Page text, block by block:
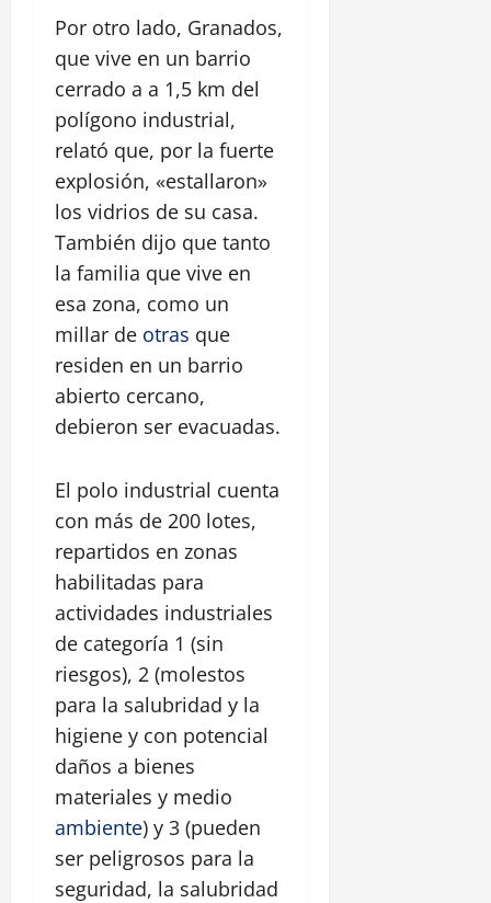
Por otro lado, Granados,
que vive en un barrio
cerrado a a 1,5 km del
polígono industrial,
relató que, por la fuerte
explosión, «estallaron»
los vidrios de su casa.
También dijo que tanto
la familia que vive en
esa zona, como un
millar de otras que
residen en un barrio
abierto cercano,
debieron ser evacuadas.
El polo industrial cuenta
con más de 200 lotes,
repartidos en zonas
habilitadas para
actividades industriales
de categoría 1 (sin
riesgos), 2 (molestos
para la salubridad y la
higiene y con potencial
daños a bienes
materiales y medio
ambiente) y 3 (pueden
ser peligrosos para la
seguridad, la salubridad